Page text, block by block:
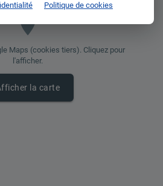
place
Maps (cookies tiers). Cliquez pour
l'afficher.
la carte
Politique de cookies